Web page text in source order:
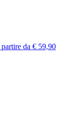
partire da € 59,90